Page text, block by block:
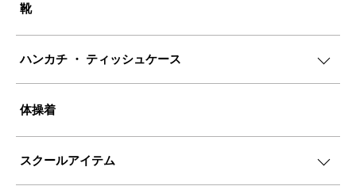
靴
ハンカチ ・ ティッシュケース
体操着
スクールアイテム